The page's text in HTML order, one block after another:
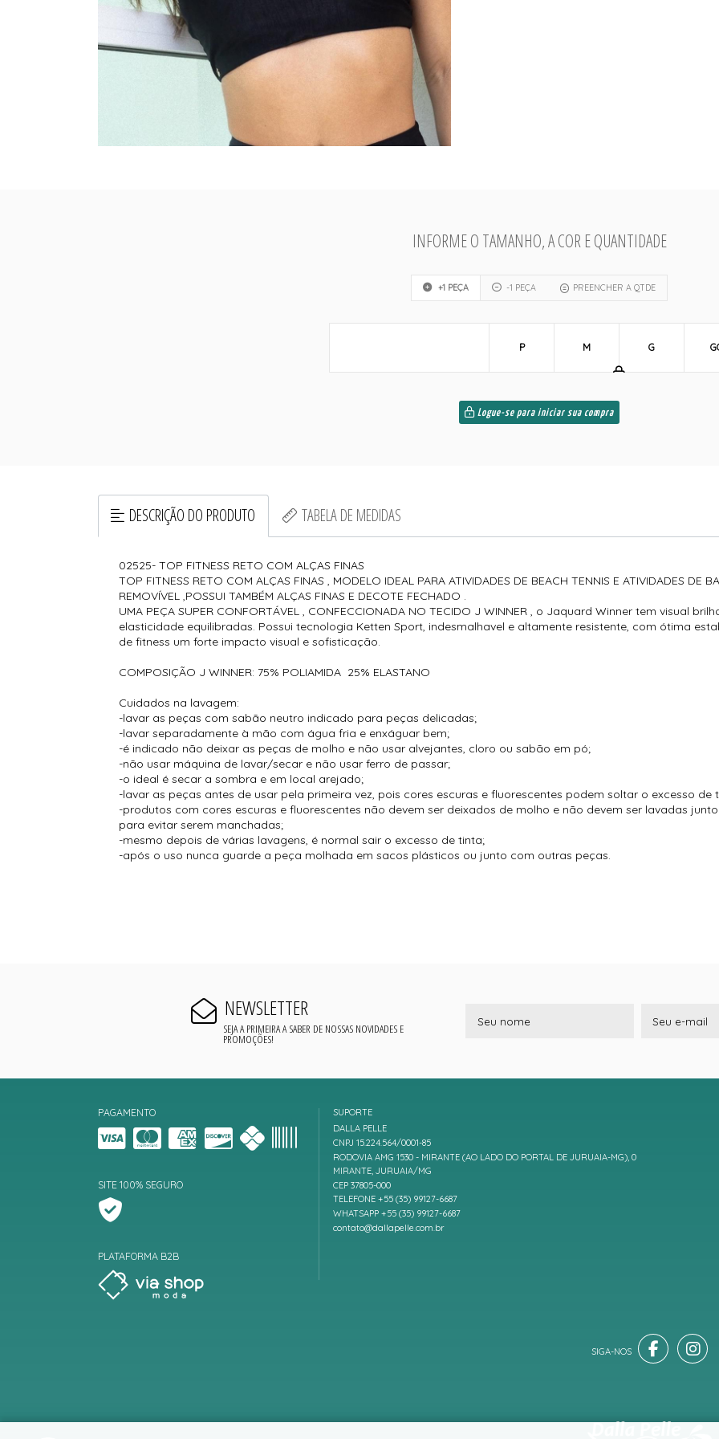
INFORME O TAMANHO, A COR E QUANTIDADE
+1 PEÇA -1 PEÇA PREENCHER A QTDE
P M G
Logue-se para iniciar sua compra
DESCRIÇÃO DO PRODUTO TABELA DE MEDIDAS
02525- TOP FITNESS RETO COM ALÇAS FINAS
TOP FITNESS RETO COM ALÇAS FINAS , MODELO IDEAL PARA ATIVIDADES DE BEACH TENNIS E ATIVIDADES DE
REMOVÍVEL ,POSSUI TAMBÉM ALÇAS FINAS E DECOTE FECHADO .
UMA PEÇA SUPER CONFORTÁVEL , CONFECCIONADA NO TECIDO J WINNER , o Jaquard Winner tem visual
elasticidade equilibradas. Possui tecnologia Ketten Sport, indesmalhavel e altamente resistente, com ótima
de fitness um forte impacto visual e sofisticação.
COMPOSIÇÃO J WINNER: 75% POLIAMIDA 25% ELASTANO
Cuidados na lavagem:
-lavar as peças com sabão neutro indicado para peças delicadas;
-lavar separadamente à mão com água fria e enxáguar bem;
-é indicado não deixar as peças de molho e não usar alvejantes, cloro ou sabão em pó;
-não usar máquina de lavar/secar e não usar ferro de passar;
-o ideal é secar a sombra e em local arejado;
-lavar as peças antes de usar pela primeira vez, pois cores escuras e fluorescentes podem soltar o excesso de
-produtos com cores escuras e fluorescentes não devem ser deixados de molho e não devem ser lavadas
para evitar serem manchadas;
-mesmo depois de várias lavagens, é normal sair o excesso de tinta;
-após o uso nunca guarde a peça molhada em sacos plásticos ou junto com outras peças.
NEWSLETTER
SEJA A PRIMEIRA A SABER DE NOSSAS NOVIDADES E
PROMOÇÕES!
PAGAMENTO
SITE 100% SEGURO
PLATAFORMA B2B
SUPORTE
DALLA PELLE
CNPJ 15.224.564/0001-85
RODOVIA AMG 1530 - MIRANTE (AO LADO DO PORTAL DE JURUAIA-MG), 0
MIRANTE, JURUAIA/MG
CEP 37805-000
TELEFONE +55 (35) 99127-6687
WHATSAPP +55 (35) 99127-6687
contato@dallapelle.com.br